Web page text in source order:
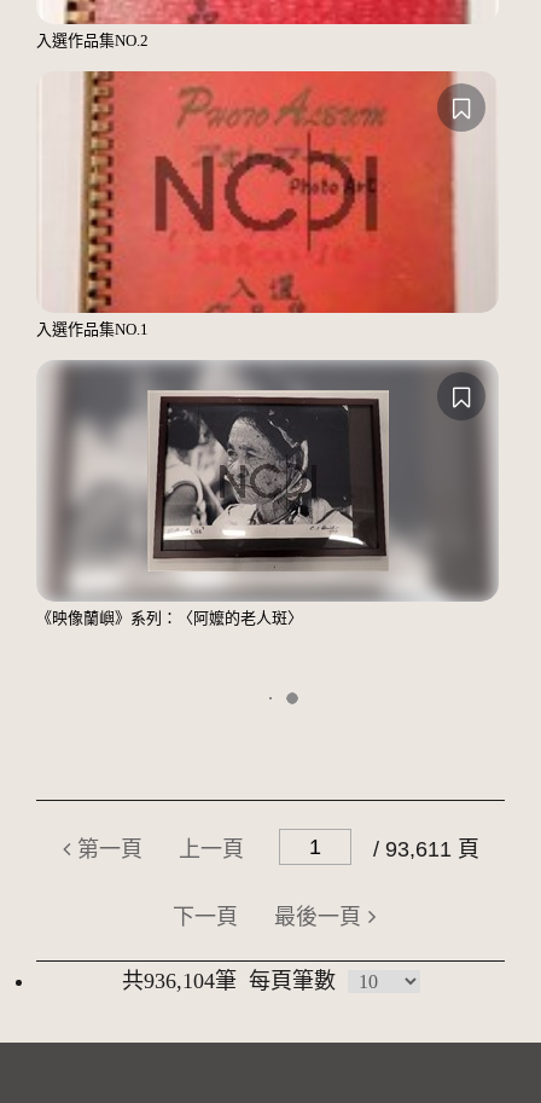
入選作品集NO.2
入選作品集NO.1
《映像蘭嶼》系列：〈阿嬤的老人斑〉
第一頁 上一頁 / 93,611 頁
下一頁 最後一頁
共936,104筆 每頁筆數